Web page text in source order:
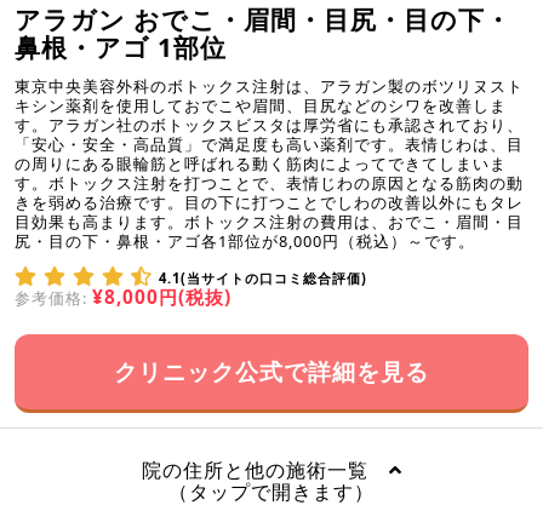
アラガン おでこ・眉間・目尻・目の下・
鼻根・アゴ 1部位
東京中央美容外科のボトックス注射は、アラガン製のボツリヌスト
キシン薬剤を使用しておでこや眉間、目尻などのシワを改善しま
す。アラガン社のボトックスビスタは厚労省にも承認されており、
「安心・安全・高品質」で満足度も高い薬剤です。表情じわは、目
の周りにある眼輪筋と呼ばれる動く筋肉によってできてしまいま
す。ボトックス注射を打つことで、表情じわの原因となる筋肉の動
きを弱める治療です。目の下に打つことでしわの改善以外にもタレ
目効果も高まります。ボトックス注射の費用は、おでこ・眉間・目
尻・目の下・鼻根・アゴ各1部位が8,000円（税込）～です。
4.1(当サイトの口コミ総合評価)
参考価格: ¥8,000円(税抜)
クリニック公式で詳細を見る
院の住所と他の施術一覧
（タップで開きます）